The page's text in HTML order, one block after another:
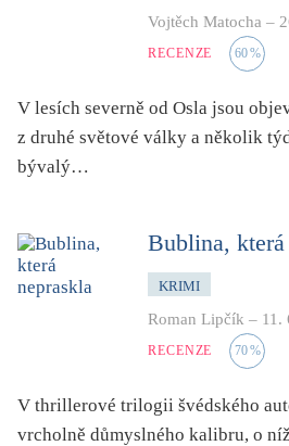
kolonialismus, imperialismus
legenda, mýtus, pověst
literární kánon (do r. 1890)
mystika, magie
náboženství, víra
nemoc, zdraví, životní styl
nové technologie, AI
Vojtěch Matocha –
RECENZE 60%
V lesích severně od Osla jsou
z druhé světové války a několik
bývalý…
Bublina, která
KRIMI
Roman Lipčík – 11.
RECENZE 70%
V thrillerové trilogii švédského
vrcholně důmyslného kalibru, o